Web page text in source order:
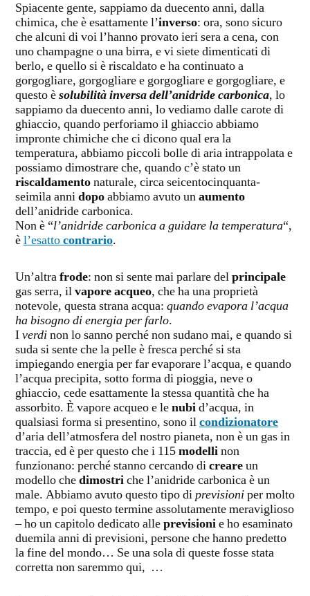
Spiacente gente, sappiamo da duecento anni, dalla
chimica, che è esattamente l’inverso: ora, sono sicuro
che alcuni di voi l’hanno provato ieri sera a cena, con
uno champagne o una birra, e vi siete dimenticati di
berlo, e quello si è riscaldato e ha continuato a
gorgogliare, gorgogliare e gorgogliare e gorgogliare, e
questo èsolubilità inversa dell’anidride carbonica, lo
sappiamo da duecento anni, lo vediamo dalle carote di
ghiaccio, quando perforiamo il ghiaccio abbiamo
impronte chimiche che ci dicono qual era la
temperatura, abbiamo piccoli bolle di aria intrappolata e
possiamo dimostrare che, quando c’è stato un
riscaldamentonaturale, circa seicentocinquanta-
seimila annidopoabbiamo avuto unaumento
dell’anidride carbonica.
Non è “l’anidride carbonica a guidare la temperatura“,
èl’esattocontrario.
Un’altrafrode: non si sente mai parlare delprincipale
gas serra, ilvapore acqueo, che ha una proprietà
notevole, questa strana acqua: quando evapora l’acqua
ha bisogno di energia per farlo.
Iverdinon lo sanno perché non sudano mai, e quando si
suda si sente che la pelle è fresca perché si sta
impiegando energia per far evaporare l’acqua, e quando
l’acqua precipita, sotto forma di pioggia, neve o
ghiaccio, cede esattamente la stessa quantità che ha
assorbito. È vapore acqueo e lenubid’acqua, in
qualsiasi forma si presentino, sono ilcondizionatore
d’aria dell’atmosfera del nostro pianeta, non è un gas in
traccia, ed è per questo che i 115modellinon
funzionano: perché stanno cercando dicreareun
modello chedimostriche l’anidride carbonica è un
male. Abbiamo avuto questo tipo diprevisioniper molto
tempo, e poi questo termine assolutamente meraviglioso
– ho un capitolo dedicato alleprevisionie ho esaminato
duemila anni di previsioni, persone che hanno predetto
la fine del mondo… Se una sola di queste fosse stata
corretta non saremmo qui, …